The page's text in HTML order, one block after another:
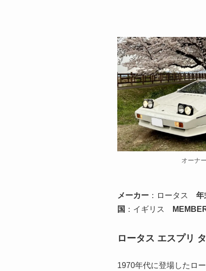
オーナ
メーカー ：ロータス 年
国 ：イギリス
ロータス エスプリ
1970年代に登場したロ